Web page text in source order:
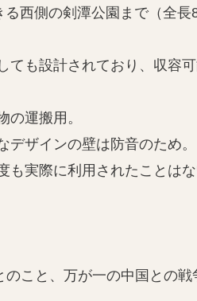
西側の剣潭公園まで（全長
ても設計されており、収容
の運搬用。
ザインの壁は防音のため。
実際に利用されたことはな
のこと、万が一の中国との戦